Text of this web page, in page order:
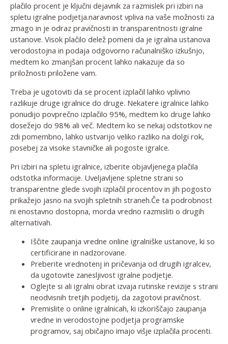
plačilo procent je ključni dejavnik za razmislek pri izbiri na
spletu igralne podjetja.naravnost vpliva na vaše možnosti za
zmago in je odraz pravičnosti in transparentnosti igralne
ustanove. Visok plačilo delež pomeni da je igralna ustanova
verodostojna in podaja odgovorno računalniško izkušnjo,
medtem ko zmanjšan procent lahko nakazuje da so
priložnosti priložene vam.
Treba je ugotoviti da se procent izplačil lahko vplivno
razlikuje druge igralnice do druge. Nekatere igralnice lahko
ponudijo povprečno izplačilo 95%, medtem ko druge lahko
dosežejo do 98% ali več. Medtem ko se nekaj odstotkov ne
zdi pomembno, lahko ustvarijo veliko razliko na dolgi rok,
posebej za visoke stavničke ali pogoste igralce.
Pri izbiri na spletu igralnice, izberite objavljenega plačila
odstotka informacije. Uveljavljene spletne strani so
transparentne glede svojih izplačil procentov in jih pogosto
prikažejo jasno na svojih spletnih straneh.Če ta podrobnost
ni enostavno dostopna, morda vredno razmisliti o drugih
alternativah.
Iščite zaupanja vredne online igralniške ustanove, ki so
certificirane in nadzorovane.
Preberite vrednotenj in pričevanja od drugih igralcev,
da ugotovite zanesljivost igralne podjetje.
Oglejte si ali igralni obrat izvaja rutinske revizije s strani
neodvisnih tretjih podjetij, da zagotovi pravičnost.
Premislite o online igralnicah, ki izkoriščajo zaupanja
vredne in verodostojne podjetja programske
programov, saj običajno imajo višje izplačila procenti.